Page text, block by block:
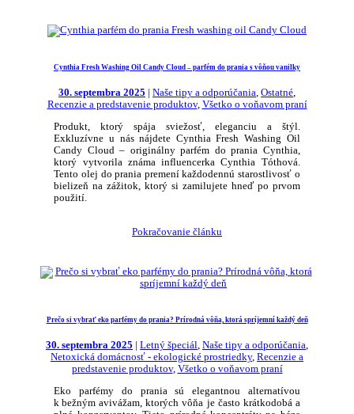
Cynthia Fresh Washing Oil Candy Cloud – parfém do prania s vôňou vanilky
30. septembra 2025 Naše tipy a odporúčania, Ostatné,
Recenzie a predstavenie produktov, Všetko o voňavom praní
Produkt, ktorý spája sviežosť, eleganciu a štýl.
Exkluzívne u nás nájdete Cynthia Fresh Washing Oil
Candy Cloud – originálny parfém do prania Cynthia,
ktorý vytvorila známa influencerka Cynthia Tóthová.
Tento olej do prania premení každodennú starostlivosť o
bielizeň na zážitok, ktorý si zamilujete hneď po prvom
použití.
Pokračovanie článku
Prečo si vybrať eko parfémy do prania? Prírodná vôňa, ktorá spríjemní každý deň
30. septembra 2025 Letný špeciál, Naše tipy a odporúčania,
Netoxická domácnosť - ekologické prostriedky, Recenzie a
predstavenie produktov, Všetko o voňavom praní
Eko parfémy do prania sú elegantnou alternatívou
k bežným avivážam, ktorých vôňa je často krátkodobá a